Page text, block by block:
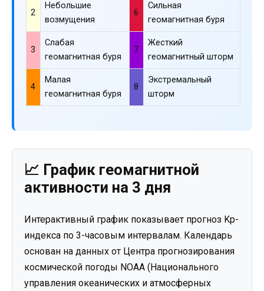
2
Небольшие
возмущения
6
Сильная
геомагнитная буря
3
Слабая
геомагнитная буря
7
Жесткий
геомагнитный шторм
4
Малая
геомагнитная буря
8
Экстремальный
шторм
📈 График геомагнитной
активности на 3 дня
Интерактивный график показывает прогноз Kp-
индекса по 3-часовым интервалам. Календарь
основан на данных от Центра прогнозирования
космической погоды NOAA (Национального
управления океанических и атмосферных